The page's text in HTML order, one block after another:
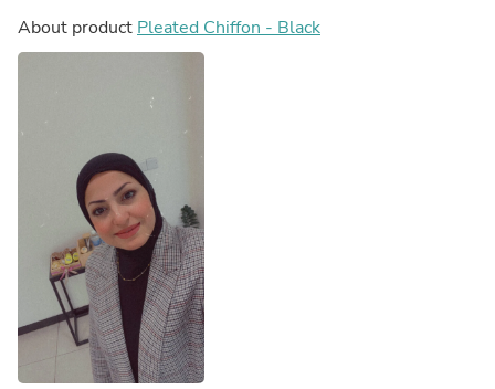
About product Pleated Chiffon - Black